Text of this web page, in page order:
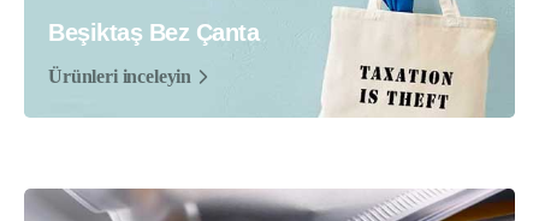
Beşiktaş Bez Çanta
Ürünleri inceleyin